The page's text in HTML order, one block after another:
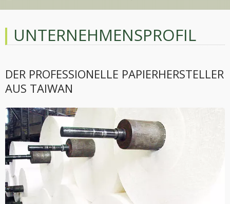
UNTERNEHMENSPROFIL
DER PROFESSIONELLE PAPIERHERSTELLER
AUS TAIWAN